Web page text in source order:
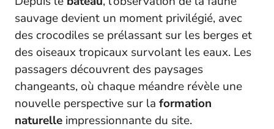
sauvage devient un moment privilégié, avec
des crocodiles se prélassant sur les berges et
des oiseaux tropicaux survolant les eaux. Les
passagers découvrent des paysages
changeants, où chaque méandre révèle une
nouvelle perspective sur la formation
naturelle impressionnante du site.